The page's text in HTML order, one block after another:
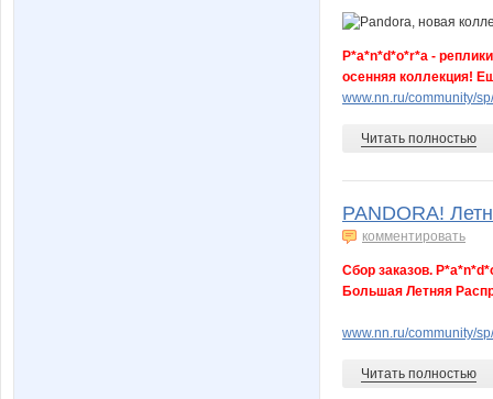
P*a*n*d*o*r*a -
осенняя коллекция!
www.nn.ru/community/
Читать полностью
PANDORA!
комментировать
Сбор заказов.
Большая Летняя
www.nn.ru/community/
Читать полностью